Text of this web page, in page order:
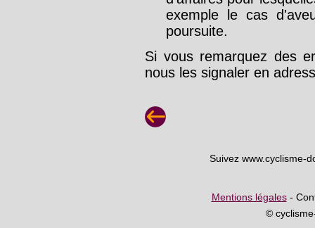
exemple le cas
poursuite.
Si vous remarquez des
nous les signaler en
Suivez www.cyclisme-
Mentions légales-
©